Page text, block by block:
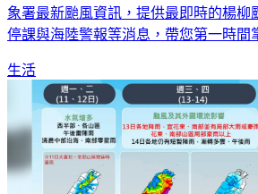
象署最新颱風資訊，提供最即時的楊柳
停課與海陸警報等消息，帶您第一時間
生活